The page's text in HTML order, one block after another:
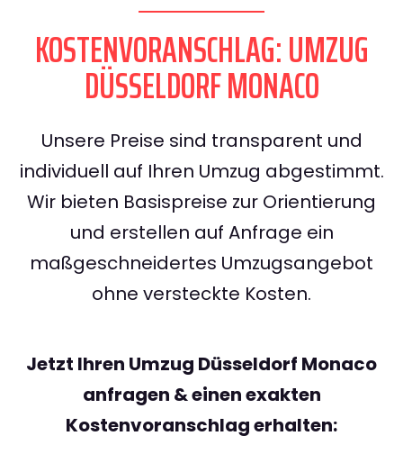
KOSTENVORANSCHLAG: UMZUG
DÜSSELDORF MONACO
Unsere Preise sind transparent und
individuell auf Ihren Umzug abgestimmt.
Wir bieten Basispreise zur Orientierung
und erstellen auf Anfrage ein
maßgeschneidertes Umzugsangebot
ohne versteckte Kosten.
Jetzt Ihren Umzug Düsseldorf Monaco
anfragen & einen exakten
Kostenvoranschlag erhalten: